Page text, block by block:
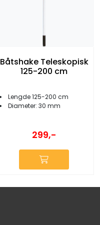
Båtshake Teleskopisk
125-200 cm
Lengde 125-200 cm
Diameter: 30 mm
299,-